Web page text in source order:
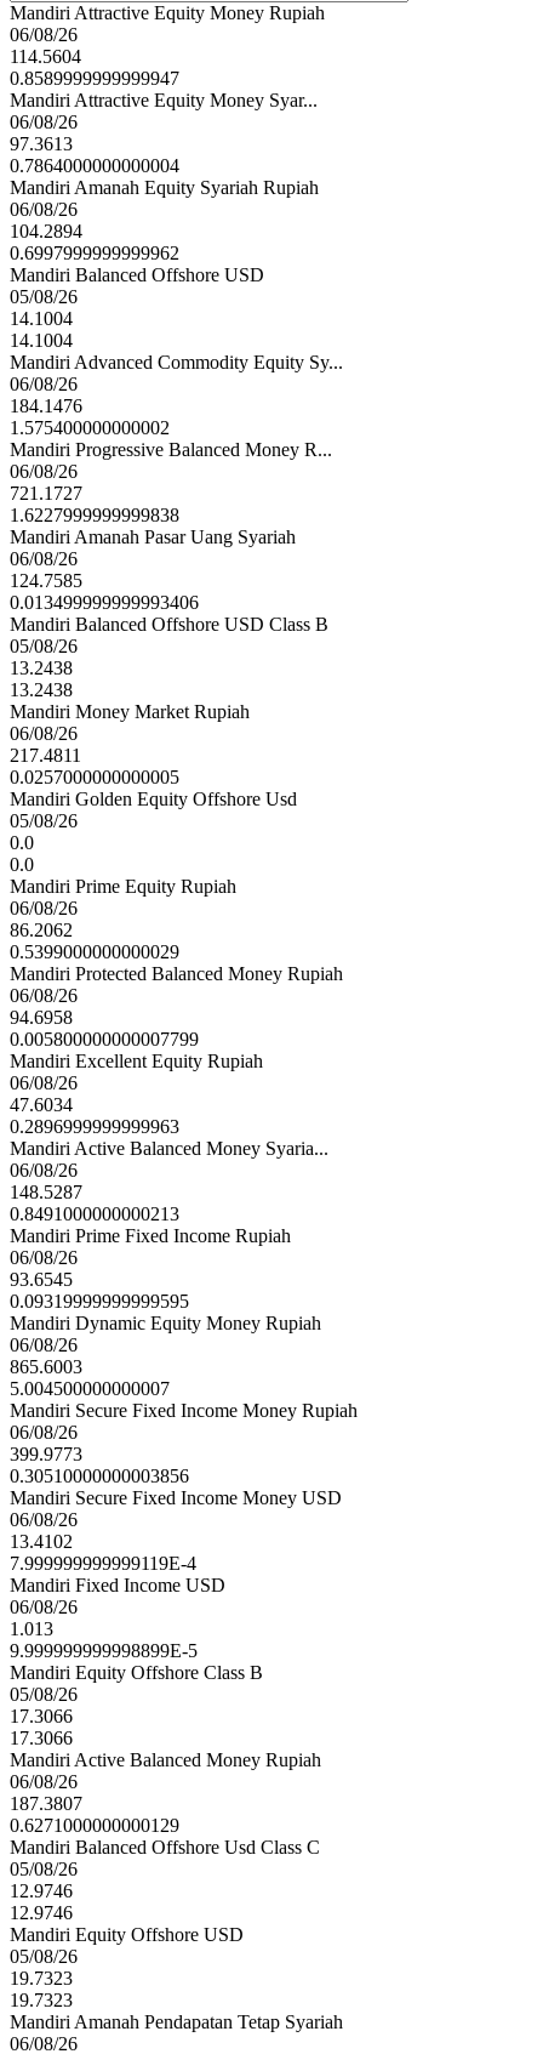
Mandiri Attractive Equity Money Rupiah
06/08/26
114.5604
0.8589999999999947
Mandiri Attractive Equity Money Syar...
06/08/26
97.3613
0.7864000000000004
Mandiri Amanah Equity Syariah Rupiah
06/08/26
104.2894
0.6997999999999962
Mandiri Balanced Offshore USD
05/08/26
14.1004
14.1004
Mandiri Advanced Commodity Equity Sy...
06/08/26
184.1476
1.575400000000002
Mandiri Progressive Balanced Money R...
06/08/26
721.1727
1.6227999999999838
Mandiri Amanah Pasar Uang Syariah
06/08/26
124.7585
0.013499999999993406
Mandiri Balanced Offshore USD Class B
05/08/26
13.2438
13.2438
Mandiri Money Market Rupiah
06/08/26
217.4811
0.0257000000000005
Mandiri Golden Equity Offshore Usd
05/08/26
0.0
0.0
Mandiri Prime Equity Rupiah
06/08/26
86.2062
0.5399000000000029
Mandiri Protected Balanced Money Rupiah
06/08/26
94.6958
0.005800000000007799
Mandiri Excellent Equity Rupiah
06/08/26
47.6034
0.2896999999999963
Mandiri Active Balanced Money Syaria...
06/08/26
148.5287
0.8491000000000213
Mandiri Prime Fixed Income Rupiah
06/08/26
93.6545
0.09319999999999595
Mandiri Dynamic Equity Money Rupiah
06/08/26
865.6003
5.004500000000007
Mandiri Secure Fixed Income Money Rupiah
06/08/26
399.9773
0.30510000000003856
Mandiri Secure Fixed Income Money USD
06/08/26
13.4102
7.999999999999119E-4
Mandiri Fixed Income USD
06/08/26
1.013
9.999999999998899E-5
Mandiri Equity Offshore Class B
05/08/26
17.3066
17.3066
Mandiri Active Balanced Money Rupiah
06/08/26
187.3807
0.6271000000000129
Mandiri Balanced Offshore Usd Class C
05/08/26
12.9746
12.9746
Mandiri Equity Offshore USD
05/08/26
19.7323
19.7323
Mandiri Amanah Pendapatan Tetap Syariah
06/08/26